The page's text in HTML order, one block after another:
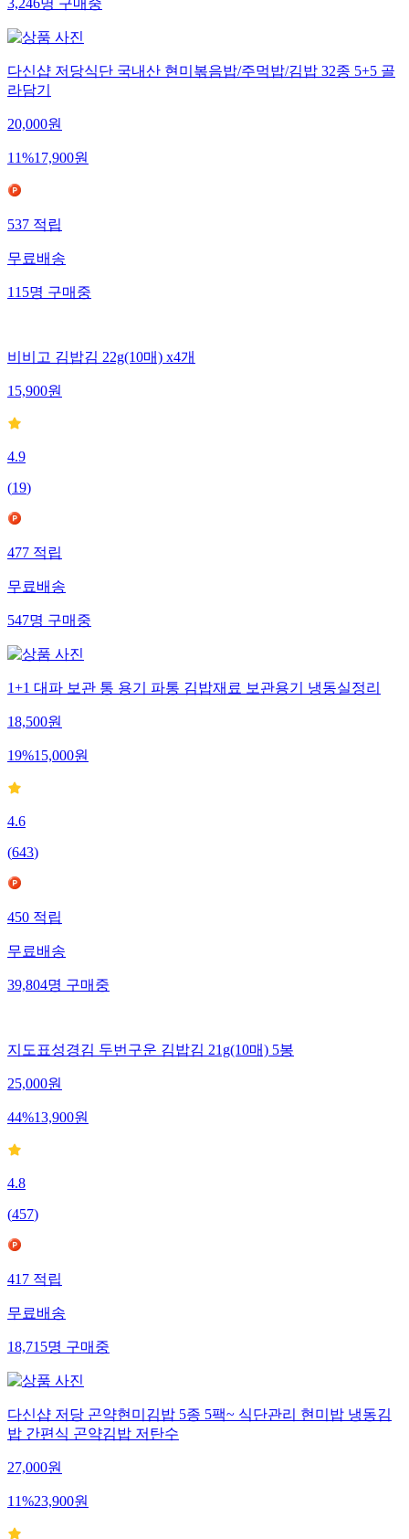
3,246명구매중
다신샵 저당식단 국내산 현미볶음밥/주먹밥/김밥 32종 5+5 골
라담기
20,000원
11%17,900원
537적립
무료배송
115명구매중
비비고 김밥김 22g(10매) x4개
15,900원
4.9
(19)
477적립
무료배송
547명구매중
1+1 대파 보관 통 용기 파통 김밥재료 보관용기 냉동실정리
18,500원
19%15,000원
4.6
(643)
450적립
무료배송
39,804명구매중
지도표성경김 두번구운 김밥김 21g(10매) 5봉
25,000원
44%13,900원
4.8
(457)
417적립
무료배송
18,715명구매중
다신샵 저당 곤약현미김밥 5종 5팩~ 식단관리 현미밥 냉동김
밥 간편식 곤약김밥 저탄수
27,000원
11%23,900원